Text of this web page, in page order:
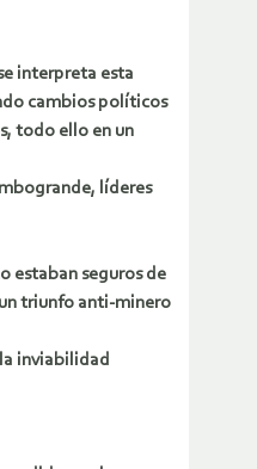
interpreta esta
cambios políticos
todo ello en un
líderes
estaban seguros de
triunfo anti-minero
inviabilidad